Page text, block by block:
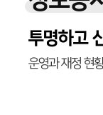
투명하고
운영과 재정 현